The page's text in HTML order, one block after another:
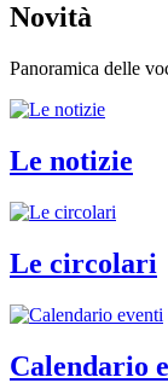
Novità
Panoramica delle
Le notizie
Le circolari
Calendario